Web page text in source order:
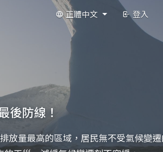
正體中文 登入
後防線！
放量最高的區域，居民無不受氣候變遷